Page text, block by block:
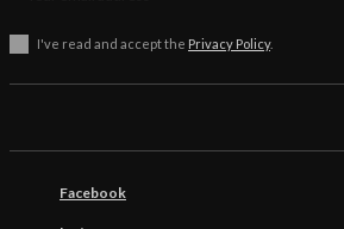
I've read and accept the Privacy Policy.
Facebook